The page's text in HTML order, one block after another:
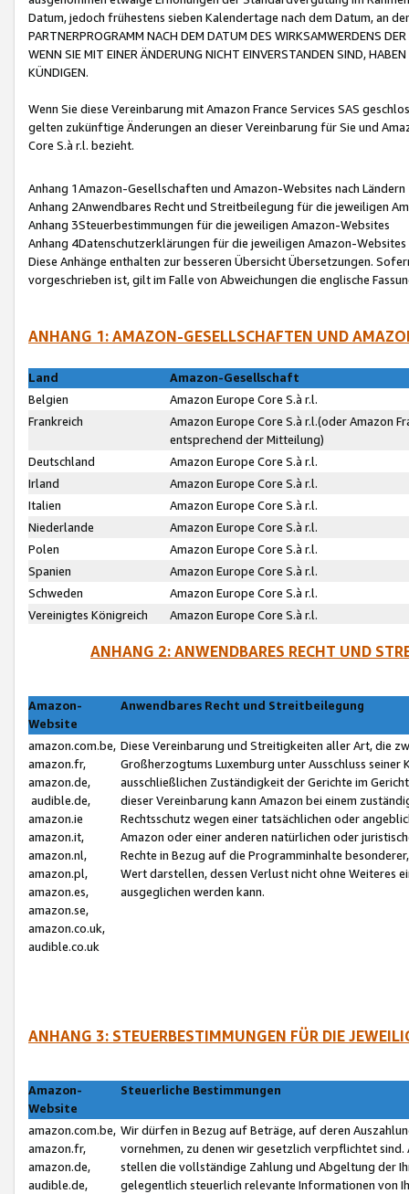
Datum, jedoch frühestens sieben Kalendertage nach dem Datum, an
PARTNERPROGRAMM NACH DEM DATUM DES WIRKSAMWERDENS
WENN SIE MIT EINER ÄNDERUNG NICHT EINVERSTANDEN SIND,
KÜNDIGEN.
Wenn Sie diese Vereinbarung mit Amazon France Services SAS
gelten zukünftige Änderungen an dieser Vereinbarung für Sie und
Core S.à r.l. bezieht.
Anhang 1Amazon-Gesellschaften und Amazon-Websites nach Ländern
Anhang 2Anwendbares Recht und Streitbeilegung für die jeweiligen
Anhang 3Steuerbestimmungen für die jeweiligen Amazon-Websites
Anhang 4Datenschutzerklärungen für die jeweiligen Amazon-Websites
Diese Anhänge enthalten zur besseren Übersicht Übersetzungen.
vorgeschrieben ist, gilt im Falle von Abweichungen die englische
ANHANG 1: AMAZON-GESELLSCHAFTEN UND
Land
Amazon-Gesellschaft
Belgien
Amazon Europe Core S.à r.l.
Frankreich
Amazon Europe Core S.à r.l.(oder Amazon
entsprechend der Mitteilung)
Deutschland
Amazon Europe Core S.à r.l.
Irland
Amazon Europe Core S.à r.l.
Italien
Amazon Europe Core S.à r.l.
Niederlande
Amazon Europe Core S.à r.l.
Polen
Amazon Europe Core S.à r.l.
Spanien
Amazon Europe Core S.à r.l.
Schweden
Amazon Europe Core S.à r.l.
Vereinigtes Königreich
Amazon Europe Core S.à r.l.
ANHANG 2: ANWENDBARES RECHT UND
Amazon-
Website
Anwendbares Recht und Streitbeilegung
amazon.com.be,
amazon.fr,
amazon.de,
audible.de,
amazon.ie
amazon.it,
amazon.nl,
amazon.pl,
amazon.es,
amazon.se,
amazon.co.uk,
audible.co.uk
Diese Vereinbarung und Streitigkeiten aller Art, die
Großherzogtums Luxemburg unter Ausschluss
ausschließlichen Zuständigkeit der Gerichte im
dieser Vereinbarung kann Amazon bei einem
Rechtsschutz wegen einer tatsächlichen oder
Amazon oder einer anderen natürlichen oder
Rechte in Bezug auf die Programminhalte
Wert darstellen, dessen Verlust nicht ohne Weiteres
ausgeglichen werden kann.
ANHANG 3: STEUERBESTIMMUNGEN FÜR DIE
Amazon-
Website
Steuerliche Bestimmungen
amazon.com.be,
amazon.fr,
amazon.de,
audible.de,
Wir dürfen in Bezug auf Beträge, auf deren
vornehmen, zu denen wir gesetzlich verpflichtet
stellen die vollständige Zahlung und Abgeltung der
gelegentlich steuerlich relevante Informationen von